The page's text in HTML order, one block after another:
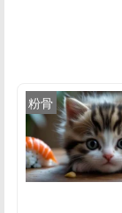
粉骨